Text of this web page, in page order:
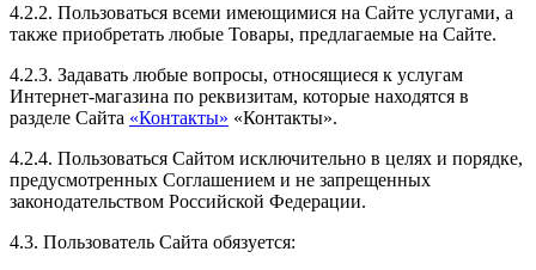
4.2.2. Пользоваться всеми имеющимися на Сайте услугами, а
также приобретать любые Товары, предлагаемые на Сайте.
4.2.3. Задавать любые вопросы, относящиеся к услугам
Интернет-магазина по реквизитам, которые находятся в
разделе Сайта «Контакты» «Контакты».
4.2.4. Пользоваться Сайтом исключительно в целях и порядке,
предусмотренных Соглашением и не запрещенных
законодательством Российской Федерации.
4.3. Пользователь Сайта обязуется: